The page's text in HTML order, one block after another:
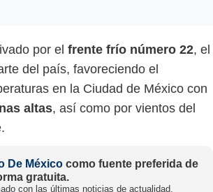
por el frente frío número 22, el
del país, favoreciendo el
en la Ciudad de México con
altas, así como por vientos del
De México como fuente preferida de
gratuita.
con las últimas noticias de actualidad.